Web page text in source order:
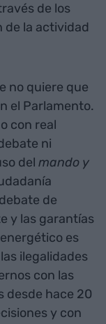
de los
de la actividad
no quiere que
el Parlamento.
con real
ni
del mando y
de
y las garantías
es
ilegalidades
con las
desde hace 20
y con